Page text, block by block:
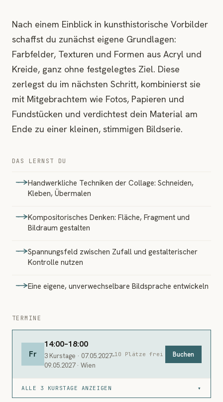
Nach einem Einblick in kunsthistorische Vorbilder
schaffst du zunächst eigene Grundlagen:
Farbfelder, Texturen und Formen aus Acryl und
Kreide, ganz ohne festgelegtes Ziel. Diese
zerlegst du im nächsten Schritt, kombinierst sie
mit Mitgebrachtem wie Fotos, Papieren und
Fundstücken und verdichtest dein Material am
Ende zu einer kleinen, stimmigen Bildserie.
DAS LERNST DU
Handwerkliche Techniken der Collage: Schneiden,
Kleben, Übermalen
Kompositorisches Denken: Fläche, Fragment und
Bildraum gestalten
Spannungsfeld zwischen Zufall und gestalterischer
Kontrolle nutzen
Eine eigene, unverwechselbare Bildsprache entwickeln
TERMINE
Fr
14:00–18:00
3 Kurstage · 07.05.2027–
09.05.2027 · Wien
10 Plätze frei Buchen
ALLE 3 KURSTAGE ANZEIGEN ▾